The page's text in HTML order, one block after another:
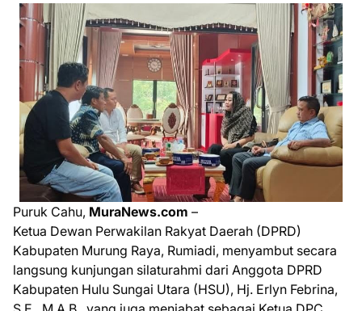
Puruk Cahu, MuraNews.com –
Ketua Dewan Perwakilan Rakyat Daerah (DPRD)
Kabupaten Murung Raya, Rumiadi, menyambut secara
langsung kunjungan silaturahmi dari Anggota DPRD
Kabupaten Hulu Sungai Utara (HSU), Hj. Erlyn Febrina,